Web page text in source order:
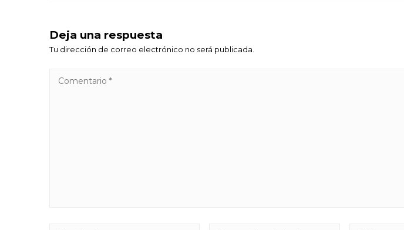
Deja una respuesta
Tu dirección de correo electrónico no será publicada.